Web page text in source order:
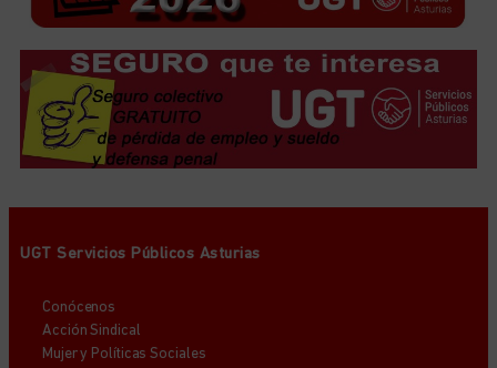
UGT Servicios Públicos Asturias
Conócenos
Acción Sindical
Mujer y Políticas Sociales